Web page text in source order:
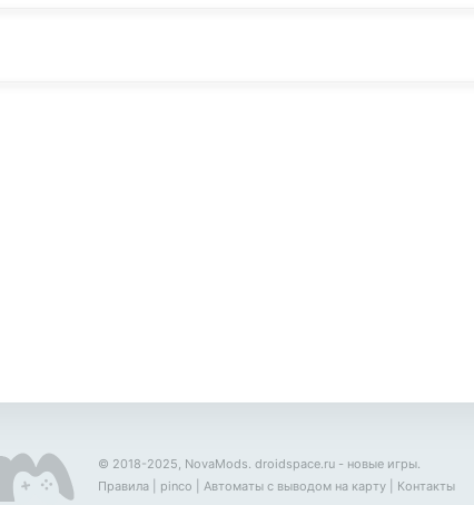
© 2018-2025, NovaMods. droidspace.ru - новые игры.
Правила
pinco Автоматы с выводом на карту Контакты